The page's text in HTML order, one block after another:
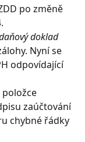
po změně
doklad
Nyní se
odpovídající
zaúčtování
chybné řádky